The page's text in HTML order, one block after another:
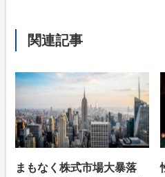
関連記事
まもなく株式市場大暴落